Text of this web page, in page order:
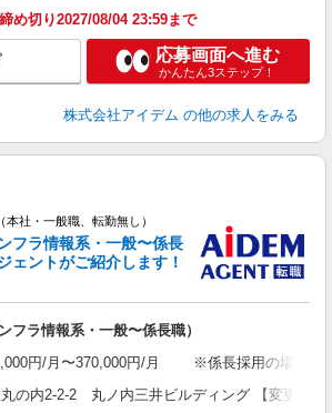
め切り2027/08/04 23:59まで
応募画面へ進む
かんたん3ステップ！
株式会社アイデム の他の求人をみる
社・一般職、転勤無し）
フラ情報系・一般〜係長
ントがご紹介します！
フラ情報系・一般〜係長職）
円/月〜370,000円/月 ※係長採用の場合役
の内2-2-2 丸ノ内三井ビルディング 【変更の範